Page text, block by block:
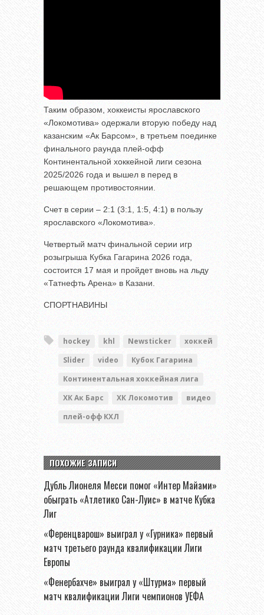
Таким образом, хоккеисты ярославского
«Локомотива» одержали вторую победу над
казанским «Ак Барсом», в третьем поединке
финального раунда плей-офф
Континентальной хоккейной лиги сезона
2025/2026 года и вышел в перед в
решающем противостоянии.
Счет в серии – 2:1 (3:1, 1:5, 4:1) в пользу
ярославского «Локомотива».
Четвертый матч финальной серии игр
розыгрыша Кубка Гагарина 2026 года,
состоится 17 мая и пройдет вновь на льду
«Татнефть Арена» в Казани.
СПОРТНАВИНЫ
hockey khl Newsticker
хоккей
Slider
video
Кубок Гагарина
Континентальная хоккейная лига
ХК Ак Барс
ХК Локомотив
видео
плей-офф КХЛ
ПОХОЖИЕ ЗАПИСИ
Дубль Лионеля Месси помог «Интер Майами»
обыграть «Атлетико Сан-Луис» в матче Кубка
Лиг
«Ференцварош» выиграл у «Гурника» первый
матч третьего раунда квалификации Лиги
Европы
«Фенербахче» выиграл у «Штурма» первый
матч квалификации Лиги чемпионов УЕФА